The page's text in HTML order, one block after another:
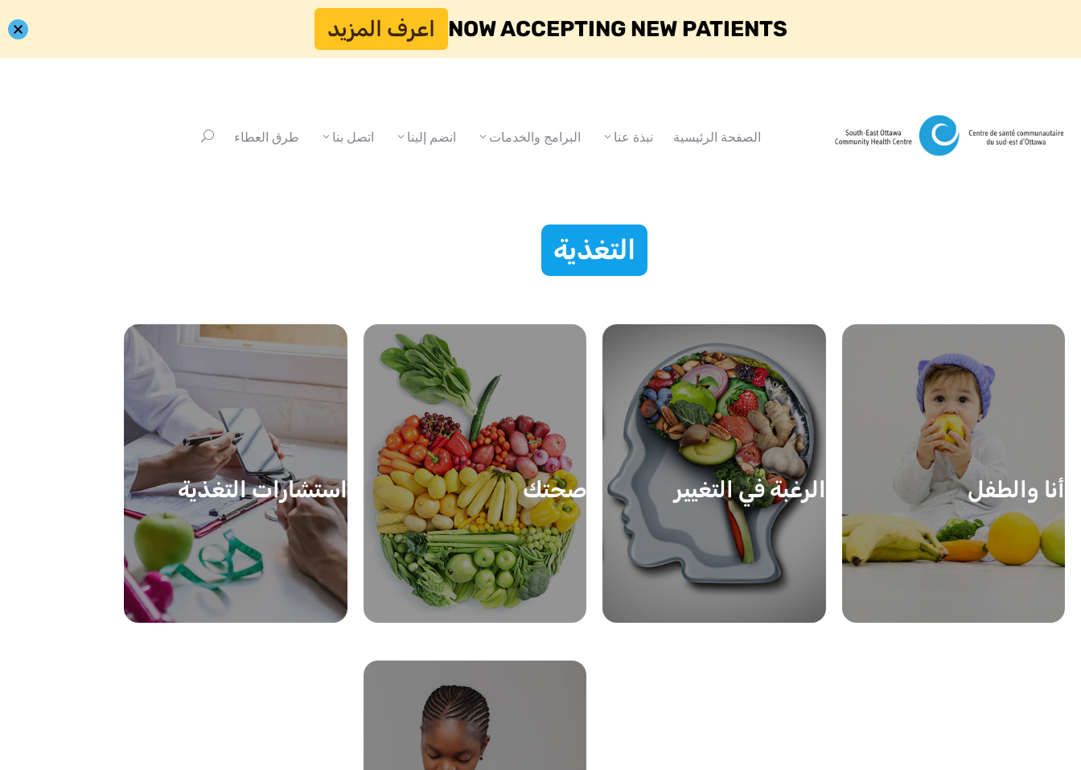
الصفحة الرئيسية نبذة عنا البرامج والخدمات انضم إلينا اتصل بنا طرق العطاء
التغذية
أنا والطفل الرغبة في التغيير صحتك استشارات التغذية
NOW ACCEPTING NEW PATIENTS اعرف المزيد